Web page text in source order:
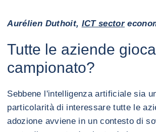
Aurélien Duthoit, ICT sector
Tutte le aziende
campionato?
Sebbene l'intelligenza artificiale sia
particolarità di interessare tutte le
adozione avviene in un contesto di